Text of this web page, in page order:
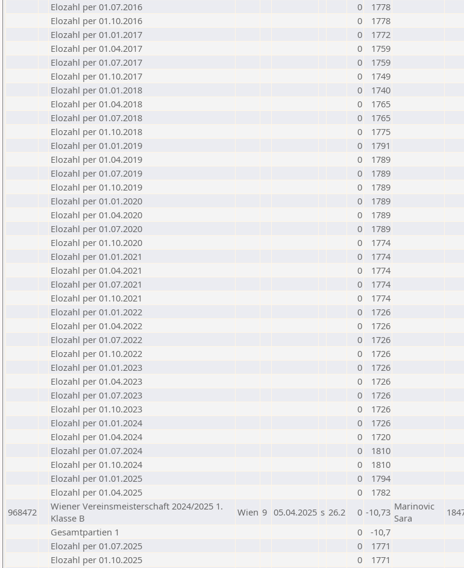
Elozahl per 01.07.2016
0
1778
Elozahl per 01.10.2016
0
1778
Elozahl per 01.01.2017
0
1772
Elozahl per 01.04.2017
0
1759
Elozahl per 01.07.2017
0
1759
Elozahl per 01.10.2017
0
1749
Elozahl per 01.01.2018
0
1740
Elozahl per 01.04.2018
0
1765
Elozahl per 01.07.2018
0
1765
Elozahl per 01.10.2018
0
1775
Elozahl per 01.01.2019
0
1791
Elozahl per 01.04.2019
0
1789
Elozahl per 01.07.2019
0
1789
Elozahl per 01.10.2019
0
1789
Elozahl per 01.01.2020
0
1789
Elozahl per 01.04.2020
0
1789
Elozahl per 01.07.2020
0
1789
Elozahl per 01.10.2020
0
1774
Elozahl per 01.01.2021
0
1774
Elozahl per 01.04.2021
0
1774
Elozahl per 01.07.2021
0
1774
Elozahl per 01.10.2021
0
1774
Elozahl per 01.01.2022
0
1726
Elozahl per 01.04.2022
0
1726
Elozahl per 01.07.2022
0
1726
Elozahl per 01.10.2022
0
1726
Elozahl per 01.01.2023
0
1726
Elozahl per 01.04.2023
0
1726
Elozahl per 01.07.2023
0
1726
Elozahl per 01.10.2023
0
1726
Elozahl per 01.01.2024
0
1726
Elozahl per 01.04.2024
0
1720
Elozahl per 01.07.2024
0
1810
Elozahl per 01.10.2024
0
1810
Elozahl per 01.01.2025
0
1794
Elozahl per 01.04.2025
0
1782
968472
Wiener Vereinsmeisterschaft 2024/2025 1.
Klasse B
Wien 9 05.04.2025 s 26.2 0 -10,73 Marinovic
Sara
Gesamtpartien 1
0
-10,7
Elozahl per 01.07.2025
0
1771
Elozahl per 01.10.2025
0
1771